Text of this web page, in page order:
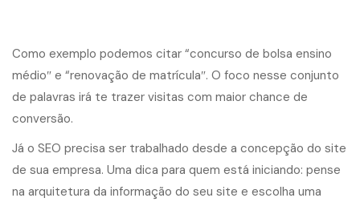
Como exemplo podemos citar “concurso de bolsa ensino
médio″ e “renovação de matrícula″. O foco nesse conjunto
de palavras irá te trazer visitas com maior chance de
conversão.
Já o SEO precisa ser trabalhado desde a concepção do site
de sua empresa. Uma dica para quem está iniciando: pense
na arquitetura da informação do seu site e escolha uma